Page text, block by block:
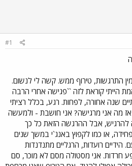
#1
התרגשות, טירוף ממש. קשה לי לנשום.
הייתי קוראת לזה ``פגישה אחרי הרבה
שנה אחורה, לפחות. רגע, בכלל רציתי
מה אני מרגישה? אני חושבת - ולמעשה
להרגיש, אבל ההרגשה הזאת כל כך
או כמו לקפוץ באנג`י במשך שנים
רועדות, הרגליים מתנדנדות
חרדות. אני מסטולה מסם לא מוכר, סם